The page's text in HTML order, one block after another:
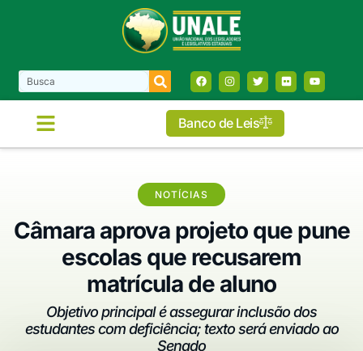
Banco de Leis
NOTÍCIAS
Câmara aprova projeto que pune
escolas que recusarem
matrícula de aluno
Objetivo principal é assegurar inclusão dos
estudantes com deficiência; texto será enviado ao
Senado